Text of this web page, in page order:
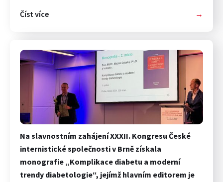
Číst více →
Na slavnostním zahájení XXXII. Kongresu České
internistické společnosti v Brně získala
monografie „Komplikace diabetu a moderní
trendy diabetologie“, jejímž hlavním editorem je